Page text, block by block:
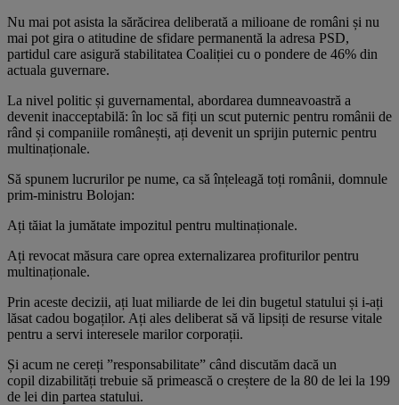
Nu mai pot asista la sărăcirea deliberată a milioane de români și nu
mai pot gira o atitudine de sfidare permanentă la adresa PSD,
partidul care asigură stabilitatea Coaliției cu o pondere de 46% din
actuala guvernare.
La nivel politic și guvernamental, abordarea dumneavoastră a
devenit inacceptabilă: în loc să fiți un scut puternic pentru românii de
rând și companiile românești, ați devenit un sprijin puternic pentru
multinaționale.
Să spunem lucrurilor pe nume, ca să înțeleagă toți românii, domnule
prim-ministru Bolojan:
Ați tăiat la jumătate impozitul pentru multinaționale.
Ați revocat măsura care oprea externalizarea profiturilor pentru
multinaționale.
Prin aceste decizii, ați luat miliarde de lei din bugetul statului și i-ați
lăsat cadou bogaților. Ați ales deliberat să vă lipsiți de resurse vitale
pentru a servi interesele marilor corporații.
Și acum ne cereți ”responsabilitate” când discutăm dacă un
copil dizabilități trebuie să primească o creștere de la 80 de lei la 199
de lei din partea statului.